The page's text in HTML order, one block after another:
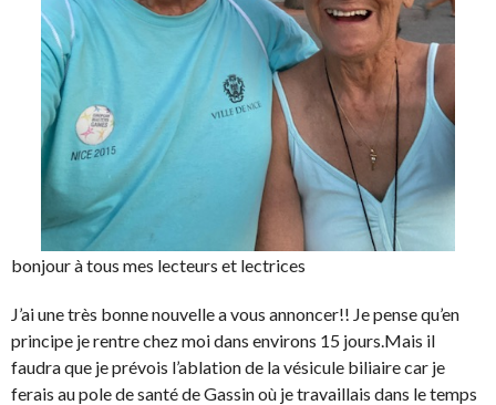
bonjour à tous mes lecteurs et lectrices
J’ai une très bonne nouvelle a vous annoncer!! Je pense qu’en
principe je rentre chez moi dans environs 15 jours.Mais il
faudra que je prévois l’ablation de la vésicule biliaire car je
ferais au pole de santé de Gassin où je travaillais dans le temps